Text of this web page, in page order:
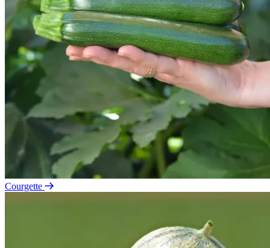
Courgette